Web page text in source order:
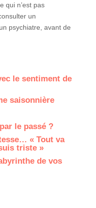
qui n’est pas
un
psychiatre, avant de
le sentiment de
saisonnière
le passé ?
« Tout va
triste »
de vos